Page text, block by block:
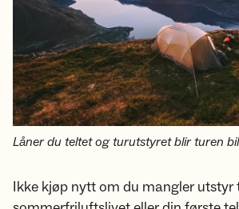
Låner du teltet og turutstyret blir turen
Ikke kjøp nytt om du mangler utstyr